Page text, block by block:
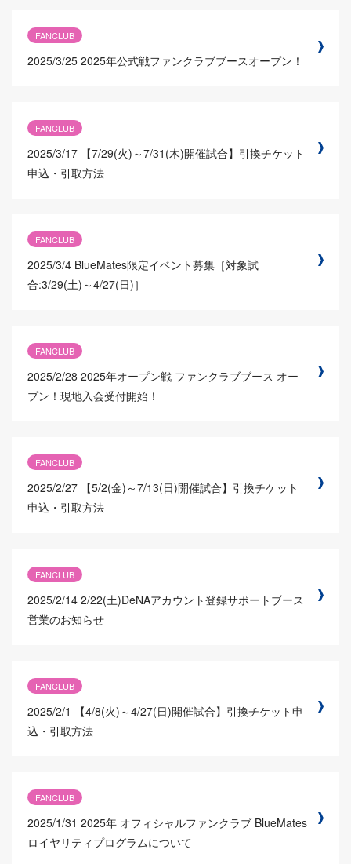
FANCLUB
2025/3/25 2025年公式戦ファンクラブブースオープン！
FANCLUB
2025/3/17 【7/29(火)～7/31(木)開催試合】引換チケット
申込・引取方法
FANCLUB
2025/3/4 BlueMates限定イベント募集［対象試
合:3/29(土)～4/27(日)］
FANCLUB
2025/2/28 2025年オープン戦 ファンクラブブース オー
プン！現地入会受付開始！
FANCLUB
2025/2/27 【5/2(金)～7/13(日)開催試合】引換チケット
申込・引取方法
FANCLUB
2025/2/14 2/22(土)DeNAアカウント登録サポートブース
営業のお知らせ
FANCLUB
2025/2/1
【4/8(火)～4/27(日)開催試合】引換チケット申
込・引取方法
FANCLUB
2025/1/31 2025年 オフィシャルファンクラブ BlueMates
ロイヤリティプログラムについて